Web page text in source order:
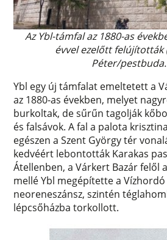
Az Ybl-támfal az 1880-as
évvel ezelőtt felújították
Péter/
Ybl egy új támfalat emeltetett a
az 1880-as években, melyet
burkoltak, de sűrűn tagolják
és falsávok. A fal a palota
egészen a Szent György tér
kedvéért lebontották Karakas
Átellenben, a Várkert Bazár felől
mellé Ybl megépítette a
neoreneszánsz, szintén
lépcsőházba torkollott.